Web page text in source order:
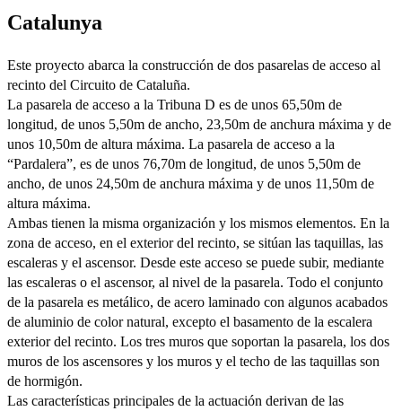
Catalunya
Este proyecto abarca la construcción de dos pasarelas de acceso al
recinto del Circuito de Cataluña.
La pasarela de acceso a la Tribuna D es de unos 65,50m de
longitud, de unos 5,50m de ancho, 23,50m de anchura máxima y de
unos 10,50m de altura máxima. La pasarela de acceso a la
“Pardalera”, es de unos 76,70m de longitud, de unos 5,50m de
ancho, de unos 24,50m de anchura máxima y de unos 11,50m de
altura máxima.
Ambas tienen la misma organización y los mismos elementos. En la
zona de acceso, en el exterior del recinto, se sitúan las taquillas, las
escaleras y el ascensor. Desde este acceso se puede subir, mediante
las escaleras o el ascensor, al nivel de la pasarela. Todo el conjunto
de la pasarela es metálico, de acero laminado con algunos acabados
de aluminio de color natural, excepto el basamento de la escalera
exterior del recinto. Los tres muros que soportan la pasarela, los dos
muros de los ascensores y los muros y el techo de las taquillas son
de hormigón.
Las características principales de la actuación derivan de las